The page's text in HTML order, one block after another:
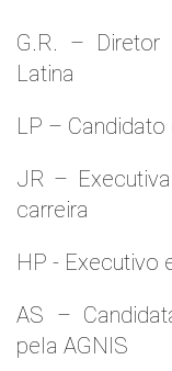
G.R. – Diretor
Latina
LP –
JR –
carreira
HP - Executivo
AS –
pela AGNIS